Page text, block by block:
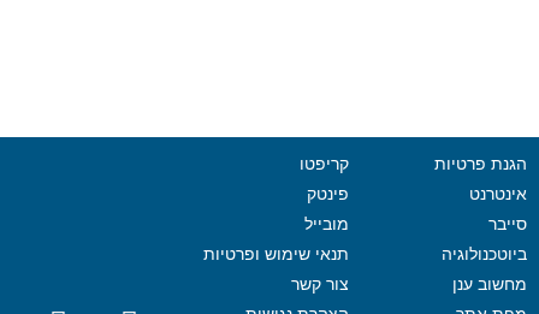
הגנת פרטיות
אינטרנט
סייבר
ביוטכנולוגיה
מחשוב ענן
קריפטו
פינטק
מובייל
תנאי שימוש ופרטיות
צור קשר